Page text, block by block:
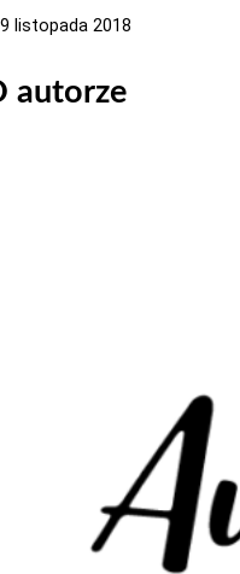
listopada 2018
autorze